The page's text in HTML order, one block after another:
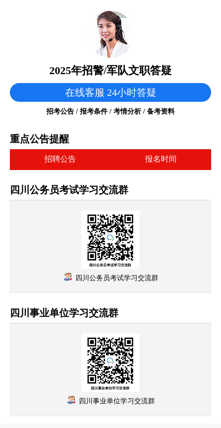
2025年招警/军队文职答疑
在线客服 24小时答疑
招考公告 / 报考条件 / 考情分析 / 备考资料
重点公告提醒
招聘公告 报名时间
四川公务员考试学习交流群
四川公务员考试学习交流群
四川事业单位学习交流群
四川事业单位学习交流群